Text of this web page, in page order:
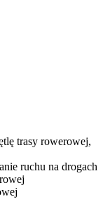
trasy rowerowej,
ruchu na drogach